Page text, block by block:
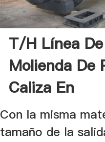
T/h Línea De
Molienda De
Caliza En
Venezuela.
Con la misma
tamaño de la